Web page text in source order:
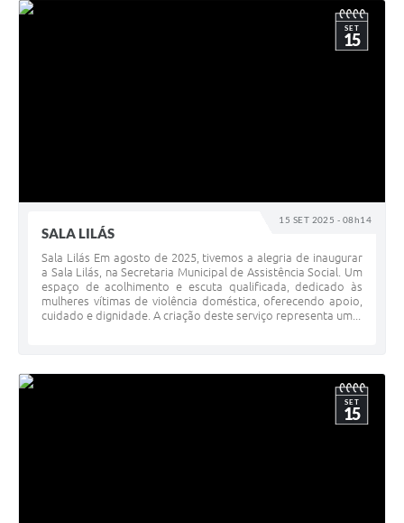
15 SET 2025 - 08h14
SET
15
SALA LILÁS
Sala Lilás Em agosto de 2025, tivemos a alegria de inaugurar
a Sala Lilás, na Secretaria Municipal de Assistência Social. Um
espaço de acolhimento e escuta qualificada, dedicado às
mulheres vítimas de violência doméstica, oferecendo apoio,
cuidado e dignidade. A criação deste serviço representa um...
SET
15